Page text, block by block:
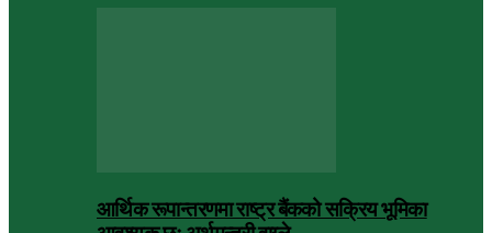
आर्थिक रूपान्तरणमा राष्ट्र बैंकको सक्रिय भूमिका